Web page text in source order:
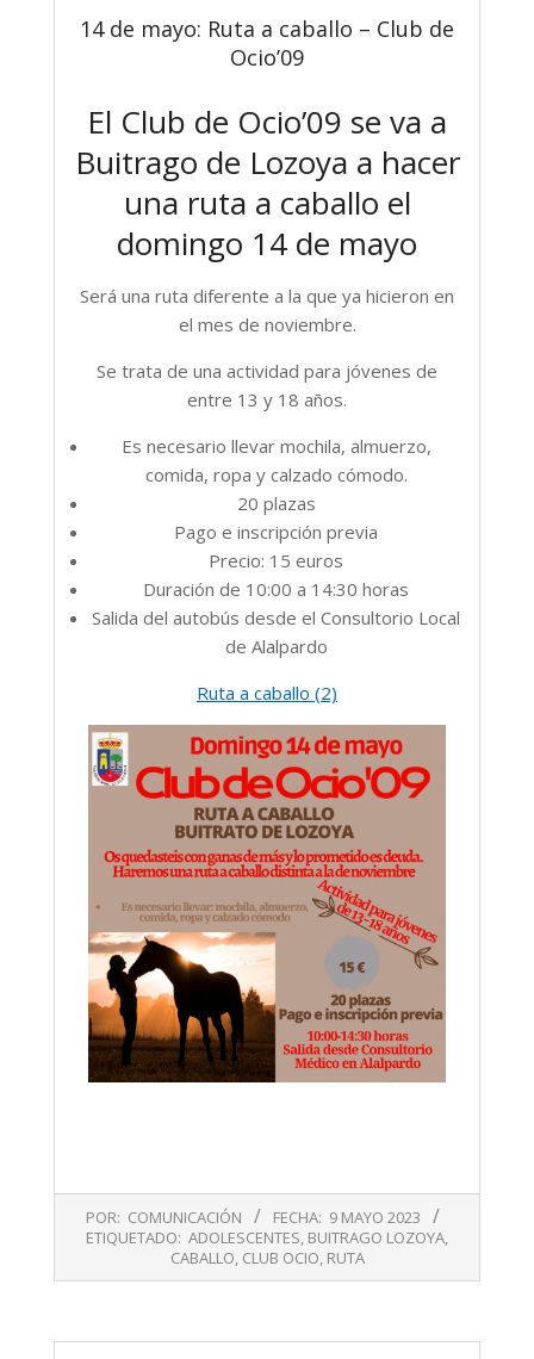
14 de mayo: Ruta a caballo – Club de
Ocio’09
El Club de Ocio’09 se va a
Buitrago de Lozoya a hacer
una ruta a caballo el
domingo 14 de mayo
Será una ruta diferente a la que ya hicieron en
el mes de noviembre.
Se trata de una actividad para jóvenes de
entre 13 y 18 años.
Es necesario llevar mochila, almuerzo,
comida, ropa y calzado cómodo.
20 plazas
Pago e inscripción previa
Precio: 15 euros
Duración de 10:00 a 14:30 horas
Salida del autobús desde el Consultorio Local
de Alalpardo
Ruta a caballo (2)
POR: COMUNICACIÓN FECHA: 9 MAYO 2023
ETIQUETADO: ADOLESCENTES, BUITRAGO LOZOYA,
CABALLO, CLUB OCIO, RUTA